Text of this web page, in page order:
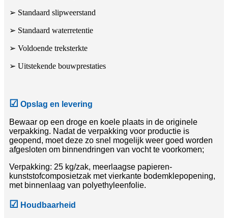
➢ Standaard slipweerstand
➢ Standaard waterretentie
➢ Voldoende treksterkte
➢ Uitstekende bouwprestaties
☑ Opslag en levering
Bewaar op een droge en koele plaats in de originele
verpakking. Nadat de verpakking voor productie is
geopend, moet deze zo snel mogelijk weer goed worden
afgesloten om binnendringen van vocht te voorkomen;
Verpakking: 25 kg/zak, meerlaagse papieren-
kunststofcomposietzak met vierkante bodemklepopening,
met binnenlaag van polyethyleenfolie.
☑ Houdbaarheid